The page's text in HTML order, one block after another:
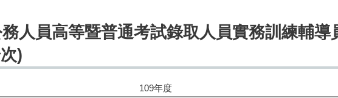
人員高等暨普通考試錄取人員實務訓練輔導
)
109年度